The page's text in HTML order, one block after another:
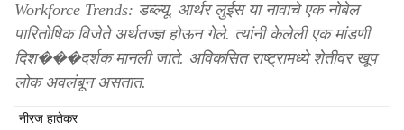
Workforce Trends: डब्ल्यू. आर्थर लुईस या नावाचे एक नोबेल
पारितोषिक विजेते अर्थतज्ज्ञ होऊन गेले. त्यांनी केलेली एक मांडणी
दिश���दर्शक मानली जाते. अविकसित राष्ट्रामध्ये शेतीवर खूप
लोक अवलंबून असतात.
नीरज हातेकर